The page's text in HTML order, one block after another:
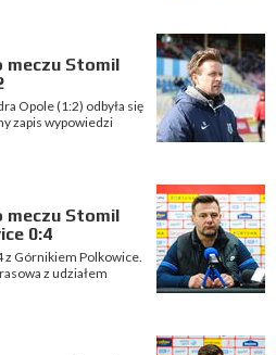
meczu Stomil
Opole (1:2) odbyła się
zapis wypowiedzi
meczu Stomil
0:4
z Górnikiem Polkowice.
z udziałem